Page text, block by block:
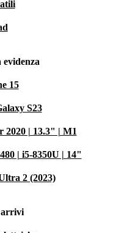
15
S23
2020 | 13.3" | M1
| i5-8350U | 14"
2 (2023)